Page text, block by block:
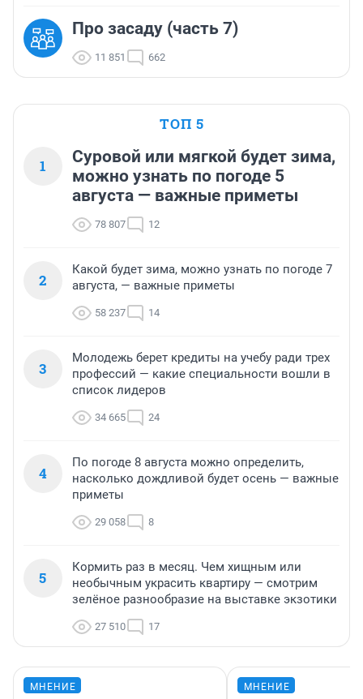
Про засаду (часть 7)
11 851 662
ТОП 5
1
Суровой или мягкой будет зима,
можно узнать по погоде 5
августа — важные приметы
78 807 12
2
Какой будет зима, можно узнать по погоде 7
августа, — важные приметы
58 237 14
3
Молодежь берет кредиты на учебу ради трех
профессий — какие специальности вошли в
список лидеров
34 665 24
4
По погоде 8 августа можно определить,
насколько дождливой будет осень — важные
приметы
29 058 8
5
Кормить раз в месяц. Чем хищным или
необычным украсить квартиру — смотрим
зелёное разнообразие на выставке экзотики
27 510 17
МНЕНИЕ МНЕНИЕ